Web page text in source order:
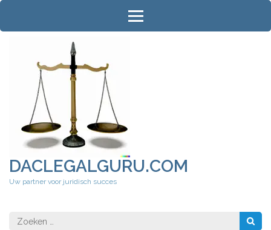
Ga
inhoud
DACLEGALGURU.COM
Uw partner voor juridisch succes
Zoeken